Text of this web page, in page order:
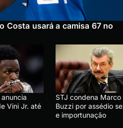
Costa usará a camisa 67 no
Vini Jr. até
STJ condena Marco
Buzzi por assédio
e importunação